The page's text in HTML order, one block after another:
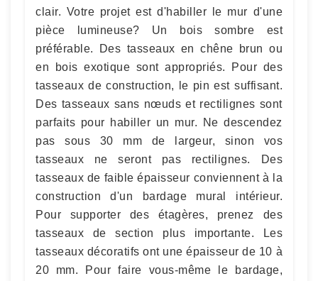
clair. Votre projet est d'habiller le mur d'une
pièce lumineuse? Un bois sombre est
préférable. Des tasseaux en chêne brun ou
en bois exotique sont appropriés. Pour des
tasseaux de construction, le pin est suffisant.
Des tasseaux sans nœuds et rectilignes sont
parfaits pour habiller un mur. Ne descendez
pas sous 30 mm de largeur, sinon vos
tasseaux ne seront pas rectilignes. Des
tasseaux de faible épaisseur conviennent à la
construction d'un bardage mural intérieur.
Pour supporter des étagères, prenez des
tasseaux de section plus importante. Les
tasseaux décoratifs ont une épaisseur de 10 à
20 mm. Pour faire vous-même le bardage,